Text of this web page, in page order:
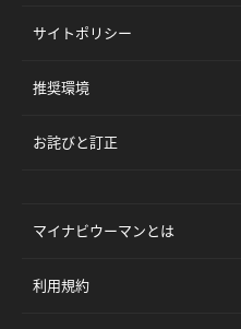
サイトポリシー
推奨環境
お詫びと訂正
マイナビウーマンとは
利用規約